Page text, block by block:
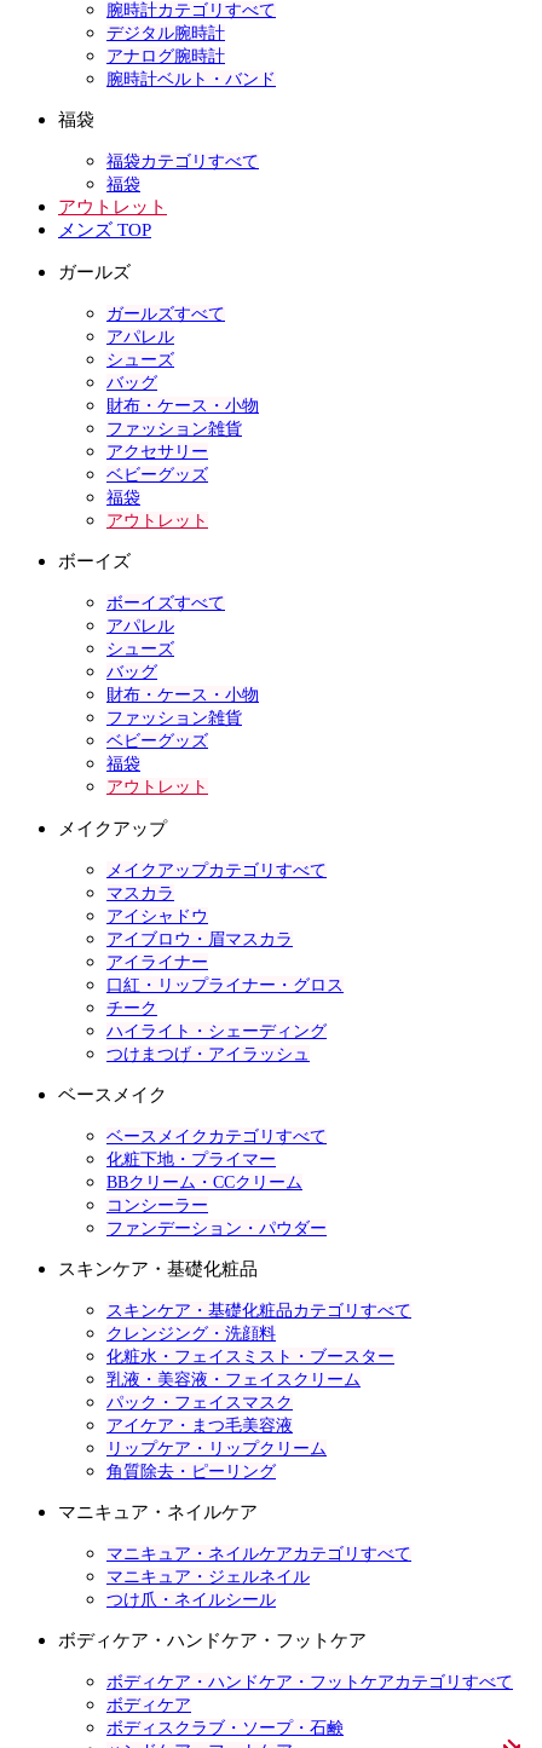
腕時計カテゴリすべて
デジタル腕時計
アナログ腕時計
腕時計ベルト・バンド
福袋
福袋カテゴリすべて
福袋
アウトレット
メンズ TOP
ガールズ
ガールズすべて
アパレル
シューズ
バッグ
財布・ケース・小物
ファッション雑貨
アクセサリー
ベビーグッズ
福袋
アウトレット
ボーイズ
ボーイズすべて
アパレル
シューズ
バッグ
財布・ケース・小物
ファッション雑貨
ベビーグッズ
福袋
アウトレット
メイクアップ
メイクアップカテゴリすべて
マスカラ
アイシャドウ
アイブロウ・眉マスカラ
アイライナー
口紅・リップライナー・グロス
チーク
ハイライト・シェーディング
つけまつげ・アイラッシュ
ベースメイク
ベースメイクカテゴリすべて
化粧下地・プライマー
BBクリーム・CCクリーム
コンシーラー
ファンデーション・パウダー
スキンケア・基礎化粧品
スキンケア・基礎化粧品カテゴリすべて
クレンジング・洗顔料
化粧水・フェイスミスト・ブースター
乳液・美容液・フェイスクリーム
パック・フェイスマスク
アイケア・まつ毛美容液
リップケア・リップクリーム
角質除去・ピーリング
マニキュア・ネイルケア
マニキュア・ネイルケアカテゴリすべて
マニキュア・ジェルネイル
つけ爪・ネイルシール
ボディケア・ハンドケア・フットケア
ボディケア・ハンドケア・フットケアカテゴリすべて
ボディケア
ボディスクラブ・ソープ・石鹸